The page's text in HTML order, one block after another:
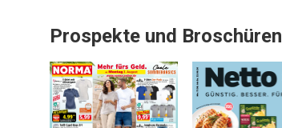
Prospekte und Broschüren